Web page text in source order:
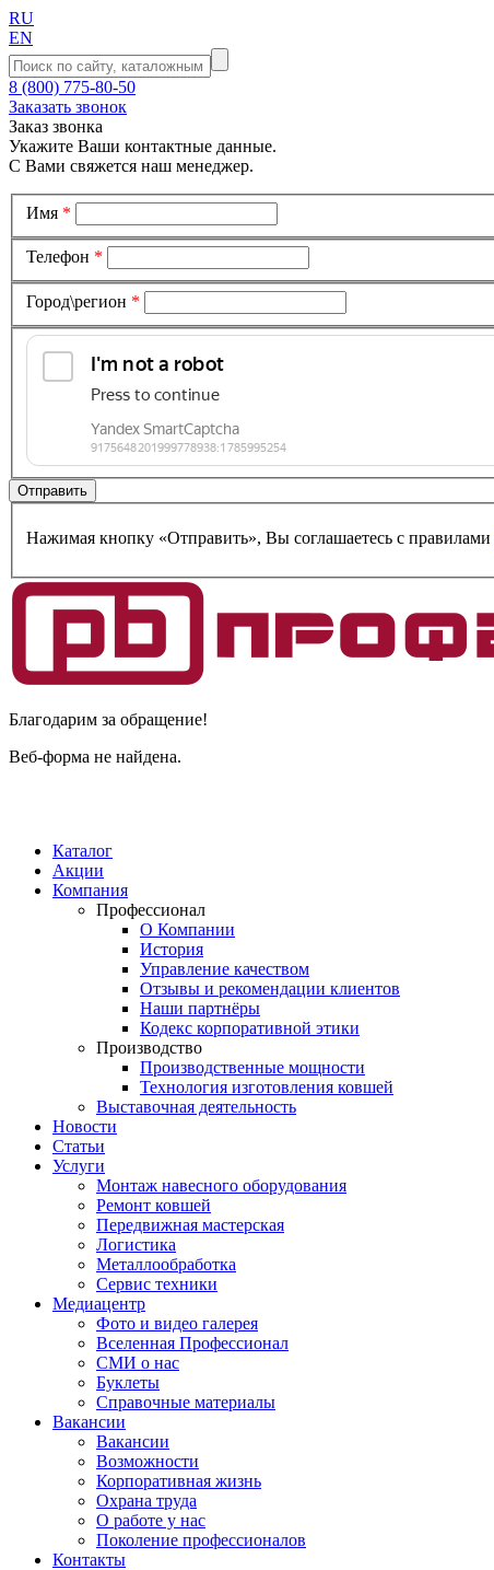
RU
EN
8 (800) 775-80-50
Заказать звонок
Заказ звонка
Укажите Ваши контактные данные.
С Вами свяжется наш менеджер.
Имя *
Телефон *
Город\регион *
Нажимая кнопку «Отправить», Вы соглашаетесь c правилами
Благодарим за обращение!
Веб-форма не найдена.
Каталог
Акции
Компания
Профессионал
О Компании
История
Управление качеством
Отзывы и рекомендации клиентов
Наши партнёры
Кодекс корпоративной этики
Производство
Производственные мощности
Технология изготовления ковшей
Выставочная деятельность
Новости
Статьи
Услуги
Монтаж навесного оборудования
Ремонт ковшей
Передвижная мастерская
Логистика
Металлообработка
Сервис техники
Медиацентр
Фото и видео галерея
Вселенная Профессионал
СМИ о нас
Буклеты
Справочные материалы
Вакансии
Вакансии
Возможности
Корпоративная жизнь
Охрана труда
О работе у нас
Поколение профессионалов
Контакты